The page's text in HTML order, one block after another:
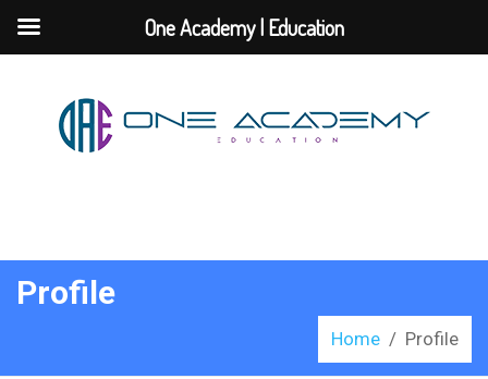
Profile
Home / Profile
One Academy | Education